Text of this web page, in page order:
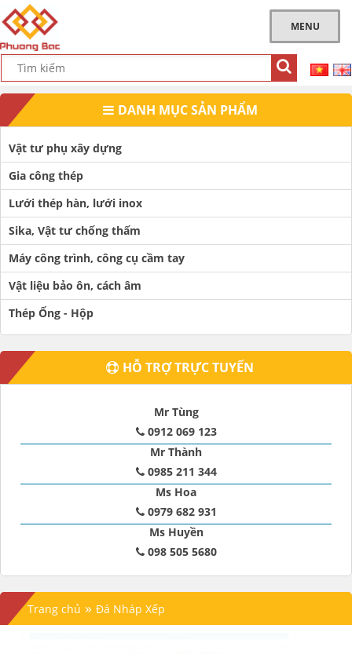
MENU
DANH MỤC SẢN PHẨM
Vật tư phụ xây dựng
Gia công thép
Lưới thép hàn, lưới inox
Sika, Vật tư chống thấm
Máy công trình, công cụ cầm tay
Vật liệu bảo ôn, cách âm
Thép Ống - Hộp
HỖ TRỢ TRỰC TUYẾN
Mr Tùng
0912 069 123
Mr Thành
0985 211 344
Ms Hoa
0979 682 931
Ms Huyền
098 505 5680
Trang chủ » Đá Nháp Xếp